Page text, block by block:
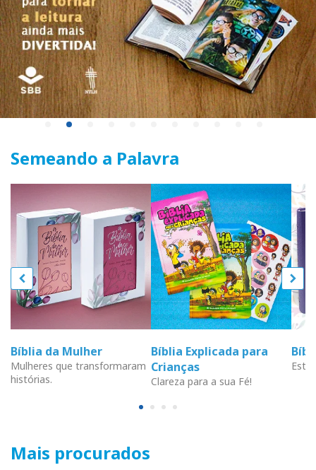
Semeando a Palavra
Bíblia da Mulher
Mulheres que transformaram
histórias.
Bíblia Explicada para
Crianças
Clareza para a sua Fé!
Mais procurados